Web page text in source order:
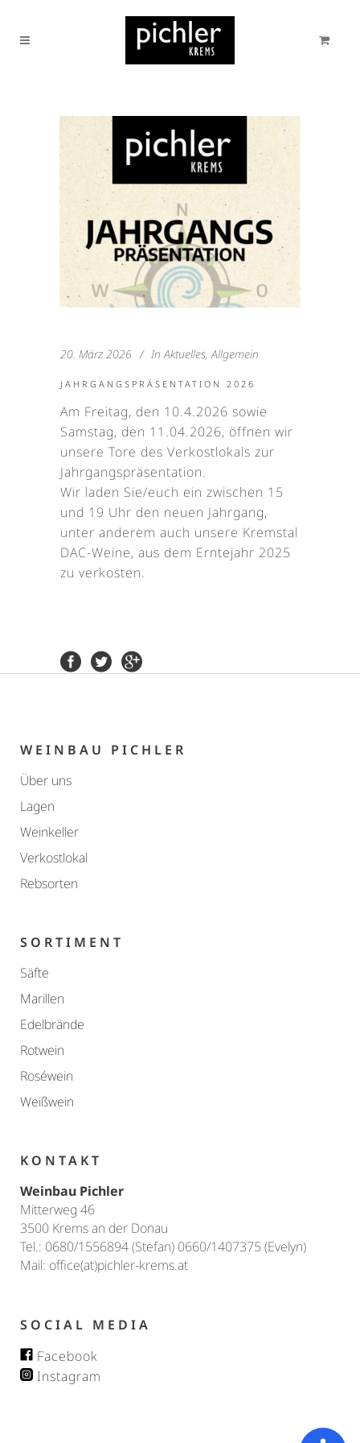
20. März 2026 In Aktuelles,Allgemein
JAHRGANGSPRÄSENTATION 2026
Am Freitag, den 10.4.2026 sowie
Samstag, den 11.04.2026, öffnen wir
unsere Tore des Verkostlokals zur
Jahrgangspräsentation.
Wir laden Sie/euch ein zwischen 15
und 19 Uhr den neuen Jahrgang,
unter anderem auch unsere Kremstal
DAC-Weine, aus dem Erntejahr 2025
zu verkosten.
WEINBAU PICHLER
Über uns
Lagen
Weinkeller
Verkostlokal
Rebsorten
SORTIMENT
Säfte
Marillen
Edelbrände
Rotwein
Roséwein
Weißwein
KONTAKT
Weinbau Pichler
Mitterweg 46
3500 Krems an der Donau
Tel.: 0680/1556894 (Stefan) 0660/1407375 (Evelyn)
Mail: office(at)pichler-krems.at
SOCIAL MEDIA
Facebook
Instagram